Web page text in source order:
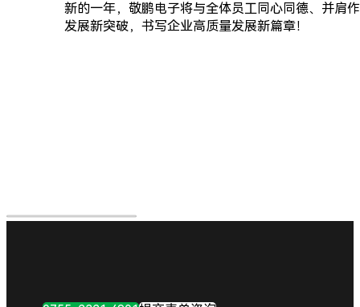
新的一年，敬鹏电子将与全体员工同心同德、并肩
发展新突破，书写企业高质量发展新篇章！